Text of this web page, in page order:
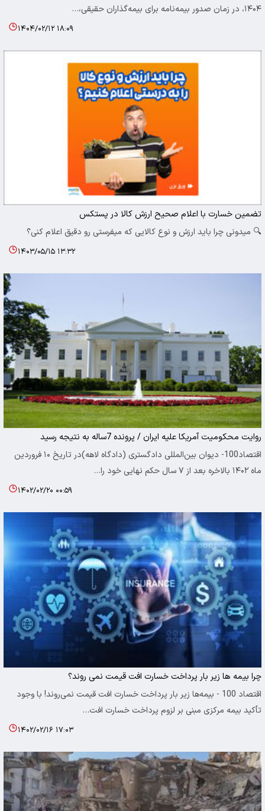
۱۴۰۴، در زمان صدور بیمه‌نامه برای بیمه‌گذاران حقیقی،…
۱۴۰۴/۰۲/۱۲ ۱۸:۰۹
تضمین خسارت با اعلام صحیح ارزش کالا در پستکس
🔍 میدونی چرا باید ارزش و نوع کالایی که میفرستی رو دقیق اعلام کنی؟
۱۴۰۳/۰۵/۱۵ ۱۳:۳۲
روایت محکومیت آمریکا علیه ایران / پرونده 7ساله به نتیجه رسید
اقتصاد100- دیوان بین‌المللی دادگستری (دادگاه لاهه)در تاریخ ۱۰ فروردین
ماه ۱۴۰۲ بالاخره بعد از ۷ سال حکم نهایی خود را…
۱۴۰۲/۰۲/۲۰ ۰۰:۵۹
چرا بیمه ها زیر بار پرداخت خسارت افت قیمت نمی روند؟
اقتصاد 100 - بیمه‌ها زیر بار پرداخت خسارت افت قیمت نمی‌روند! با وجود
تأکید بیمه مرکزی مبنی بر لزوم پرداخت خسارت افت…
۱۴۰۲/۰۲/۱۶ ۱۷:۰۳